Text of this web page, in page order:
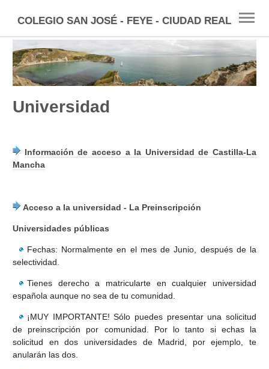
COLEGIO SAN JOSÉ - FEYE - CIUDAD REAL
INICIO
ESO
FP
SELECTIVIDAD
BECAS
TÉCNICAS ESTUDIO
CUESTIONARIOS
Universidad
Información de acceso a la Universidad de Castilla-La
Mancha
Acceso a la universidad - La Preinscripción
Universidades públicas
Fechas: Normalmente en el mes de Junio, después de la
selectividad.
Tienes derecho a matricularte en cualquier universidad
española aunque no sea de tu comunidad.
¡MUY IMPORTANTE! Sólo puedes presentar una solicitud
de preinscripción por comunidad. Por lo tanto si echas la
solicitud en dos universidades de Madrid, por ejemplo, te
anularán las dos.